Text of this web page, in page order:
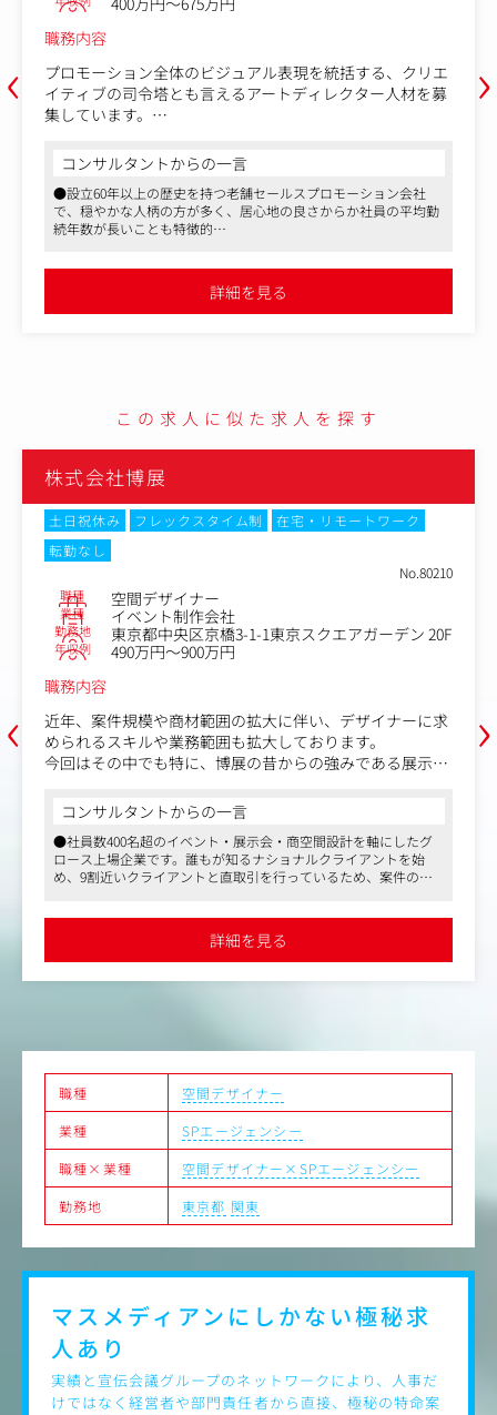
‹
職務内容
プロモーション全体のビジュアル表現を統括する、クリエ
イティブの司令塔とも言えるアートディレクター人材を募
集しています。
このポジションでの具体的な仕事内容は以下のとおりで
す。
●クライアントへの訪問、課題ヒアリング、企画書作成、
プレゼンテーション
●化粧品や家電など大手クライアントの販促ツール(POPや
での取り組み、ほか案件に応じては自らデザインしキービ
ジュアルの方向性を導き出すこともあります。
ご自身が手掛けたビジュアルが有名ブランドの顔として全
国のお店に並び、たくさんの人の目に触れる。
その瞬間、「自分のアイデアが世の中に届いている」と実
感できるのは、他では味わえない大きなやりがいです。
営業部やプランナーをはじめとした社内メンバーとも距離
が近く、日頃からコミュニケーションが盛んな職場で働い
ていただけます。
コンサルタントからの一言
●設立60年以上の歴史を持つ老舗セールスプロモーション会社
で、穏やかな人柄の方が多く、居心地の良さからか社員の平均勤
続年数が長いことも特徴的
●クライアントはコスメ・食品・家電など国内大手メーカーが中
心で、約9割が既存顧客と中長期的な取引きができています
詳細を見る
›
この求人に似た求人を探す
‹
株式会社博展
土日祝休み フレックスタイム制
在宅・リモートワーク
転勤なし
No.80210
職種 空間デザイナー
業種 イベント制作会社
勤務地 東京都中央区京橋3-1-1東京スクエアガーデン 20F
年収例
490万円～900万円
職務内容
近年、案件規模や商材範囲の拡大に伴い、デザイナーに求
められるスキルや業務範囲も拡大しております。
今回はその中でも特に、博展の昔からの強みである展示会
向上を目指していただきます。
【具体的には】
展示会・イベント領域の空間デザイナーとして、クライア
ントとの打ち合わせから、企画立案、プロジェクト管理、
を行っていただきます。
コンサルタントからの一言
●社員数400名超のイベント・展示会・商空間設計を軸にしたグ
ロース上場企業です。誰もが知るナショナルクライアントを始
め、9割近いクライアントと直取引を行っているため、案件の上
●社内の風通しは大変良く、中途で入社した方もその点が魅力的
で転職を決めたと伺っています
詳細を見る
›
職種
空間デザイナー
業種
SPエージェンシー
職種×業種
空間デザイナー×SPエージェンシー
勤務地
東京都 関東
マスメディアンにしかない極秘求
人あり
実績と宣伝会議グループのネットワークにより、人事だ
けではなく経営者や部門責任者から直接、極秘の特命案